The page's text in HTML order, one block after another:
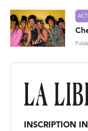
INSCRIPTION